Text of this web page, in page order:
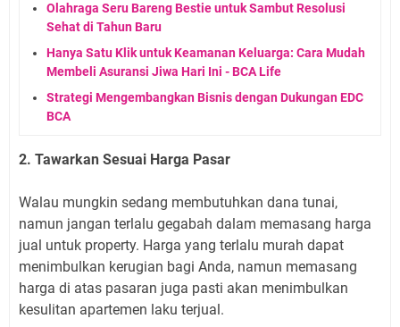
Olahraga Seru Bareng Bestie untuk Sambut Resolusi
Sehat di Tahun Baru
Hanya Satu Klik untuk Keamanan Keluarga: Cara Mudah
Membeli Asuransi Jiwa Hari Ini - BCA Life
Strategi Mengembangkan Bisnis dengan Dukungan EDC
BCA
2. Tawarkan Sesuai Harga Pasar
Walau mungkin sedang membutuhkan dana tunai,
namun jangan terlalu gegabah dalam memasang harga
jual untuk property. Harga yang terlalu murah dapat
menimbulkan kerugian bagi Anda, namun memasang
harga di atas pasaran juga pasti akan menimbulkan
kesulitan apartemen laku terjual.